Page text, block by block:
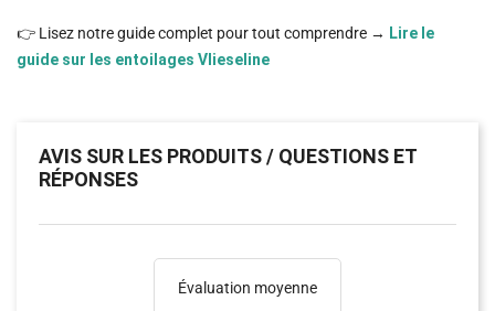
👉 Lisez notre guide complet pour tout comprendre → Lire le
guide sur les entoilages Vlieseline
AVIS SUR LES PRODUITS / QUESTIONS ET
RÉPONSES
Évaluation moyenne